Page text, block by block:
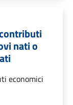
nati o
economici